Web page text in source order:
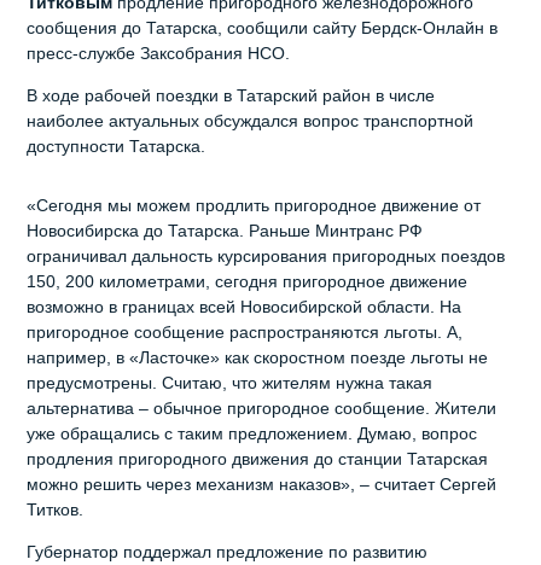
сообщения до Татарска, сообщили сайту Бердск-Онлайн в
пресс-службе Заксобрания НСО.
В ходе рабочей поездки в Татарский район в числе
наиболее актуальных обсуждался вопрос транспортной
доступности Татарска.
«Сегодня мы можем продлить пригородное движение от
Новосибирска до Татарска. Раньше Минтранс РФ
ограничивал дальность курсирования пригородных поездов
150, 200 километрами, сегодня пригородное движение
возможно в границах всей Новосибирской области. На
пригородное сообщение распространяются льготы. А,
например, в «Ласточке» как скоростном поезде льготы не
предусмотрены. Считаю, что жителям нужна такая
альтернатива – обычное пригородное сообщение. Жители
уже обращались с таким предложением. Думаю, вопрос
продления пригородного движения до станции Татарская
можно решить через механизм наказов», – считает Сергей
Титков.
Губернатор поддержал предложение по развитию